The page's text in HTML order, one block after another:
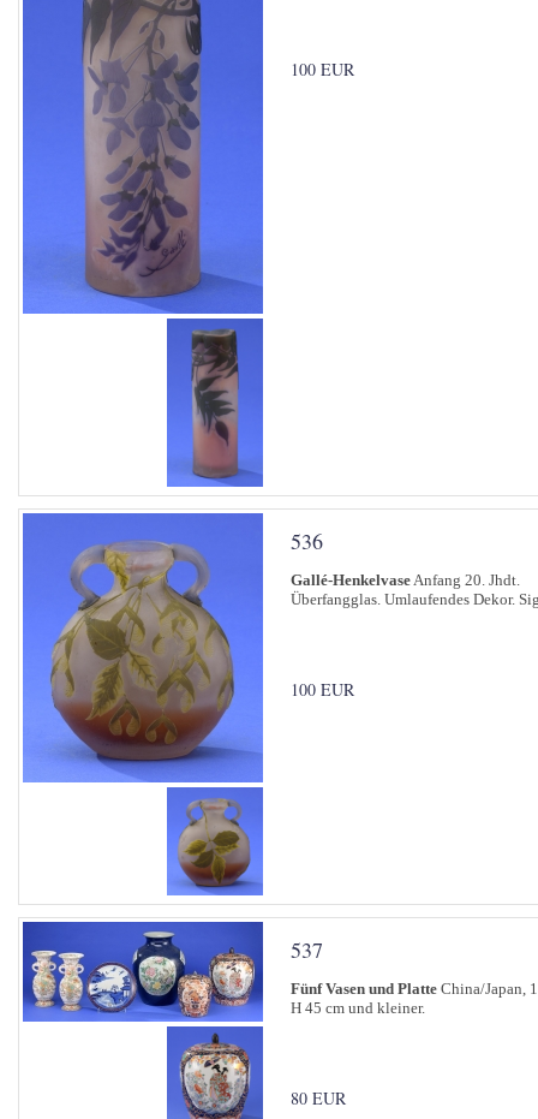
100 EUR
536
Gallé-HenkelvaseAnfang 20. Jhdt.
Überfangglas. Umlaufendes Dekor.
100 EUR
537
Fünf Vasen und Platte China/Japan,
H 45 cm und kleiner.
80 EUR